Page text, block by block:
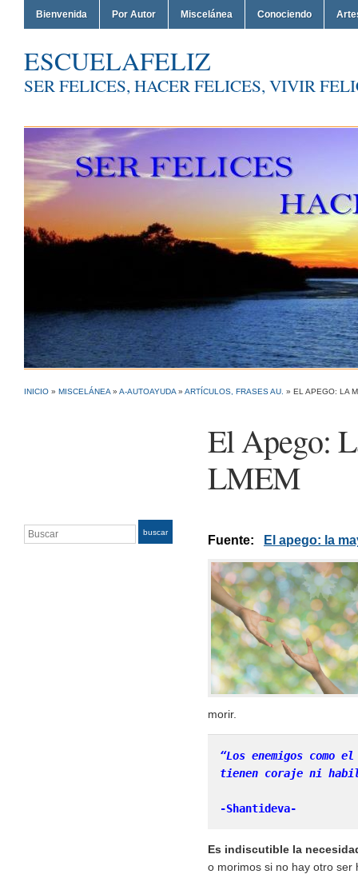
Bienvenida Por Autor Miscelánea Conociendo
ESCUELAFELIZ
SER FELICES, HACER FELICES, VIVIR
INICIO » MISCELÁNEA » A-AUTOAYUDA » ARTÍCULOS, FRASES AU. » EL APEGO: LA
El Apego:
LMEM
Buscar buscar
Fuente: El apego: la
morir.
“Los enemigos como
tienen coraje ni
-Shantideva-
Es indiscutible la
o morimos si no hay otro ser